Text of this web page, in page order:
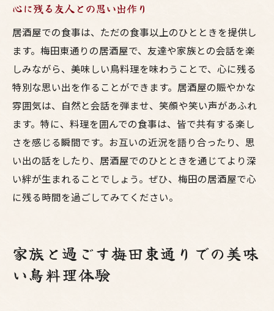
心に残る友人との思い出作り
居酒屋での食事は、ただの食事以上のひとときを提供し
ます。梅田東通りの居酒屋で、友達や家族との会話を楽
しみながら、美味しい鳥料理を味わうことで、心に残る
特別な思い出を作ることができます。居酒屋の賑やかな
雰囲気は、自然と会話を弾ませ、笑顔や笑い声があふれ
ます。特に、料理を囲んでの食事は、皆で共有する楽し
さを感じる瞬間です。お互いの近況を語り合ったり、思
い出の話をしたり、居酒屋でのひとときを通じてより深
い絆が生まれることでしょう。ぜひ、梅田の居酒屋で心
に残る時間を過ごしてみてください。
家族と過ごす梅田東通りでの美味
い鳥料理体験